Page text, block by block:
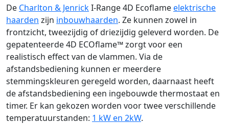
De Charlton & JenrickI-Range 4D Ecoflameelektrische
haarden zijn inbouwhaarden. Ze kunnen zowel in
frontzicht, tweezijdig of driezijdig geleverd worden. De
gepatenteerde 4D ECOflame™ zorgt voor een
realistisch effect van de vlammen. Via de
afstandsbediening kunnen er meerdere
stemmingskleuren geregeld worden, daarnaast heeft
de afstandsbediening een ingebouwde thermostaat en
timer. Er kan gekozen worden voor twee verschillende
temperatuurstanden: 1 kW en 2kW.